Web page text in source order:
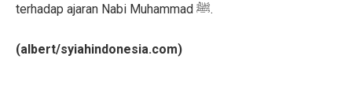
terhadap ajaran Nabi Muhammad ﷺ.
(albert/syiahindonesia.com)